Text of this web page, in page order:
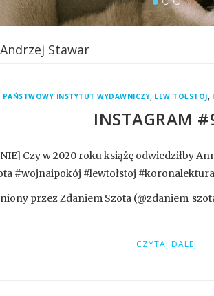
Stawar
PAŃSTWOWY INSTYTUT WYDAWNICZY, LEW TOŁSTOJ,
INSTAGRAM
Czy w 2020 roku książę odwiedziłby
#wojnaipokój #lewtołstoj
przez Zdaniem Szota
CZYTAJ DALEJ